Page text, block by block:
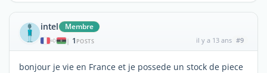
intel Membre
| 1 POSTS il y a 13 ans #9
bonjour je vie en France et je possede un stock de piece